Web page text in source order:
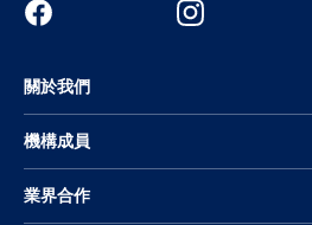
關於我們
機構成員
業界合作